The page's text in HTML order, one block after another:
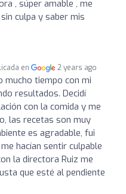
, súper amable , me
culpa y saber mis
en 2 years ago
mucho tiempo con mi
resultados. Decidí
con la comida y me
las recetas son muy
es agradable, fui
hacían sentir culpable
la directora Ruiz me
que esté al pendiente